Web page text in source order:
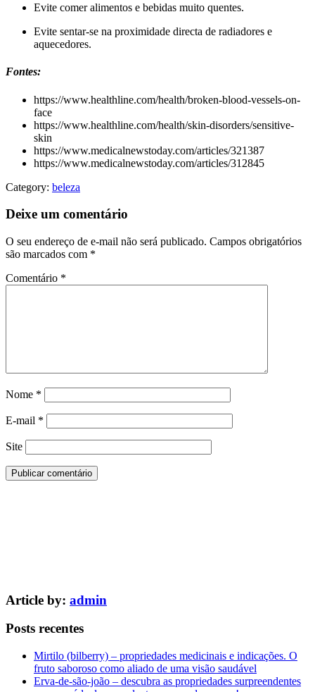
Evite comer alimentos e bebidas muito quentes.
Evite sentar-se na proximidade directa de radiadores e
aquecedores.
Fontes:
https://www.healthline.com/health/broken-blood-vessels-on-
face
https://www.healthline.com/health/skin-disorders/sensitive-
skin
https://www.medicalnewstoday.com/articles/321387
https://www.medicalnewstoday.com/articles/312845
Category: beleza
Deixe um comentário
O seu endereço de e-mail não será publicado. Campos obrigatórios
são marcados com *
Comentário *
Nome *
E-mail *
Site
Article by: admin
Posts recentes
Mirtilo (bilberry) – propriedades medicinais e indicações. O
fruto saboroso como aliado de uma visão saudável
Erva-de-são-joão – descubra as propriedades surpreendentes